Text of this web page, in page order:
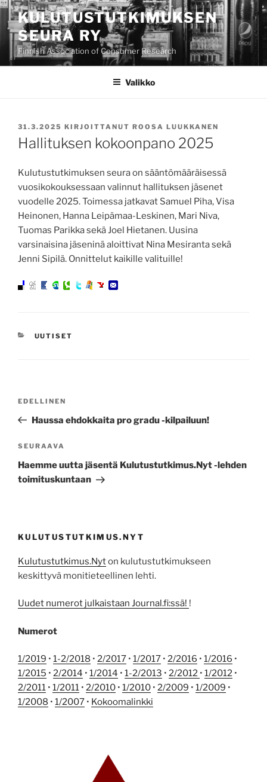
Siirry
sisältöönKULUTUSTUTKIMUKSEN
SEURA RY
Finnish Association of Consumer Research
Valikko
JULKAISTU
31.3.2025 KIRJOITTANUT ROOSA LUUKKANEN
Hallituksen kokoonpano 2025
Kulutustutkimuksen seura on sääntömääräisessä
vuosikokouksessaan valinnut hallituksen jäsenet
vuodelle 2025. Toimessa jatkavat Samuel Piha, Visa
Heinonen, Hanna Leipämaa-Leskinen, Mari Niva,
Tuomas Parikka sekä Joel Hietanen. Uusina
varsinaisina jäseninä aloittivat Nina Mesiranta sekä
Jenni Sipilä. Onnittelut kaikille valituille!
KATEGORIAT
UUTISET
Edellinen
artikkeli
EDELLINEN
Haussa ehdokkaita pro gradu -kilpailuun!
Seuraava
artikkeli
SEURAAVA
Haemme uutta jäsentä Kulutustutkimus.Nyt -lehden
toimituskuntaan
KULUTUSTUTKIMUS.NYT
Kulutustutkimus.Nyton kulutustutkimukseen
keskittyvä monitieteellinen lehti.
Uudet numerot julkaistaan Journal.fi:ssä! !
Numerot
1/2019 • 1-2/2018 • 2/2017 • 1/2017 • 2/2016 • 1/2016 •
1/2015 • 2/2014 • 1/2014 • 1-2/2013 • 2/2012 • 1/2012 •
2/2011 • 1/2011 • 2/2010 • 1/2010 • 2/2009 • 1/2009 •
1/2008 • 1/2007 • Kokoomalinkki